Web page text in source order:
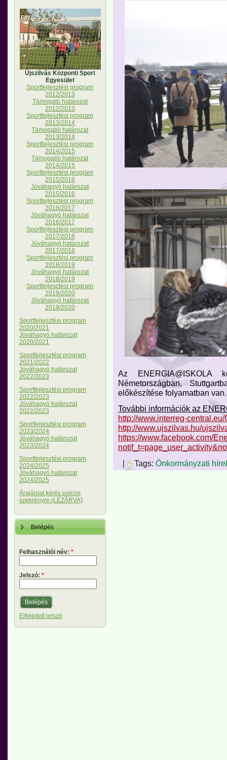
Újszilvás Központi Sport
Egyesület
Sportfejlesztési program
2012/2013
Támogató határozat
2012/2013
Sportfejlesztési program
2013/2014
Támogatói határozat
2013/2014
Sportfejlesztési program
2014/2015
Támogatói határozat
2014/2015
Sportfejlesztési program
2015/2016
Jóváhagyó határozat
2015/2016
Sportfejlesztési program
2016/2017
Jóváhagyó határozat
2016/2017
Sportfejlesztési program
2017/2018
Jóváhagyó határozat
2017/2018
Sportfejlesztési program
2018/2019
Jóváhagyó határozat
2018/2019
Sportfejlesztési program
2019/2020
Jóváhagyó határozat
2019/2020
Sportfejlesztési program
2020/2021
Jóváhagyó határozat
2020/2021
Sportfejlesztési program
2021/2022
Jóváhagyó határozat
2022/2023
Sportfejlesztési program
2022/2023
Jóváhagyó határozat
2022/2023
Sportfejlesztési program
2023/2024
Jóváhagyó határozat
2023/2024
Sportfejlesztési program
2024/2025
Jóváhagyó határozat
2024/2025
Árajánlat kérés polcos
szekrényre (LEZÁRVA)
Belépés
Felhasználói név: *
Jelszó: *
Elfelejtett jelszó
Az ENERGIA@ISKOLA
Németországban,
előkészítése folyamatban van.
További információk az
http://www.interreg-
http://www.ujszilvas.hu/
https://www.facebook.com/
|
Tags: Önkormányzati